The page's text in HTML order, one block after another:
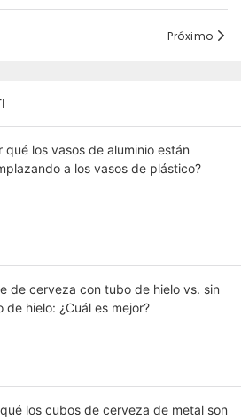
Próximo
qué los vasos de aluminio están
a los vasos de plástico?
de cerveza con tubo de hielo vs. sin
de hielo: ¿Cuál es mejor?
los cubos de cerveza de metal son